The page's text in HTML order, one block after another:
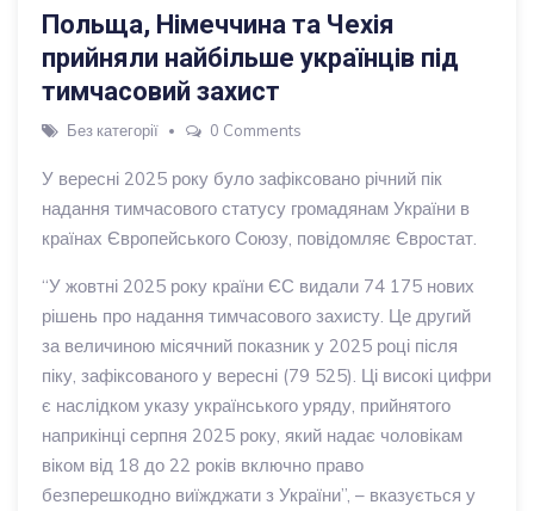
Польща, Німеччина та Чехія
прийняли найбільше українців під
тимчасовий захист
Без категорії 0 Comments
У вересні 2025 року було зафіксовано річний пік
надання тимчасового статусу громадянам України в
країнах Європейського Союзу, повідомляє Євростат.
“У жовтні 2025 року країни ЄС видали 74 175 нових
рішень про надання тимчасового захисту. Це другий
за величиною місячний показник у 2025 році після
піку, зафіксованого у вересні (79 525). Ці високі цифри
є наслідком указу українського уряду, прийнятого
наприкінці серпня 2025 року, який надає чоловікам
віком від 18 до 22 років включно право
безперешкодно виїжджати з України”, – вказується у